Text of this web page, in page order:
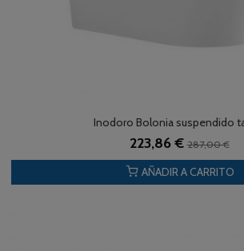
Inodoro Bolonia suspendido
223,86 €287,00 €
AÑADIR A CARRITO